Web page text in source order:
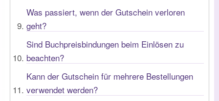
Was passiert, wenn der Gutschein verloren
geht?
Sind Buchpreisbindungen beim Einlösen zu
beachten?
Kann der Gutschein für mehrere Bestellungen
verwendet werden?